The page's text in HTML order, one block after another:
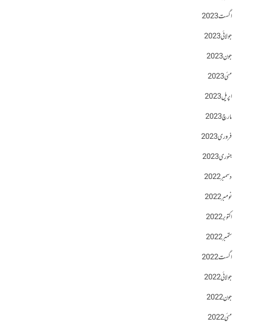
اگست 2023
جولائی 2023
جون 2023
مئی 2023
اپریل 2023
مارچ 2023
فروری 2023
جنوری 2023
دسمبر 2022
نومبر 2022
اکتوبر 2022
ستمبر 2022
اگست 2022
جولائی 2022
جون 2022
مئی 2022